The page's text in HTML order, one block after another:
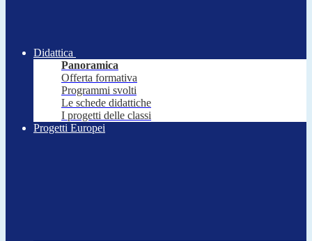
Didattica
Panoramica
Offerta formativa
Programmi svolti
Le schede didattiche
I progetti delle classi
Progetti Europei